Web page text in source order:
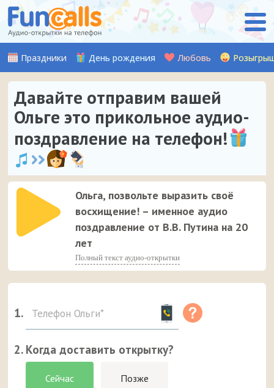
Праздники День рождения Любовь
Давайте отправим вашей
Ольге это прикольное аудио-
поздравление на телефон!
Ольга, позвольте выразить своё
восхищение! – именное аудио
поздравление от В.В. Путина на 20
лет
Полный текст аудио-открытки
1.
2. Когда доставить открытку?
Сейчас Позже